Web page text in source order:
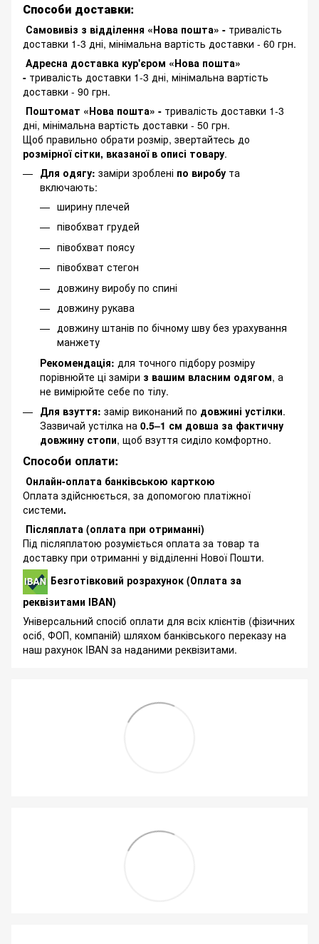
Способи доставки:
Самовивіз з відділення «Нова пошта» - тривалість
доставки 1-3 дні, мінімальна вартість доставки - 60 грн.
Адресна доставка кур'єром «Нова пошта»
- тривалість доставки 1-3 дні, мінімальна вартість
доставки - 90 грн.
Поштомат «Нова пошта» - тривалість доставки 1-3
дні, мінімальна вартість доставки - 50 грн.
Щоб правильно обрати розмір, звертайтесь до
розмірної сітки, вказаної в описі товару.
Для одягу: заміри зроблені по виробу та
включають:
ширину плечей
півобхват грудей
півобхват поясу
півобхват стегон
довжину виробу по спині
довжину рукава
довжину штанів по бічному шву без урахування
манжету
Рекомендація: для точного підбору розміру
порівнюйте ці заміри з вашим власним одягом, а
не вимірюйте себе по тілу.
Для взуття: замір виконаний по довжині устілки.
Зазвичай устілка на 0.5–1 см довша за фактичну
довжину стопи, щоб взуття сиділо комфортно.
Способи оплати:
Онлайн-оплата банківською карткою
Оплата здійснюється, за допомогою платіжної
системи.
Післяплата (оплата при отриманні)
Під післяплатою розуміється оплата за товар та
доставку при отриманні у відділенні Нової Пошти.
Безготівковий розрахунок (Оплата за
реквізитами IBAN)
Універсальний спосіб оплати для всіх клієнтів (фізичних
осіб, ФОП, компаній) шляхом банківського переказу на
наш рахунок IBAN за наданими реквізитами.